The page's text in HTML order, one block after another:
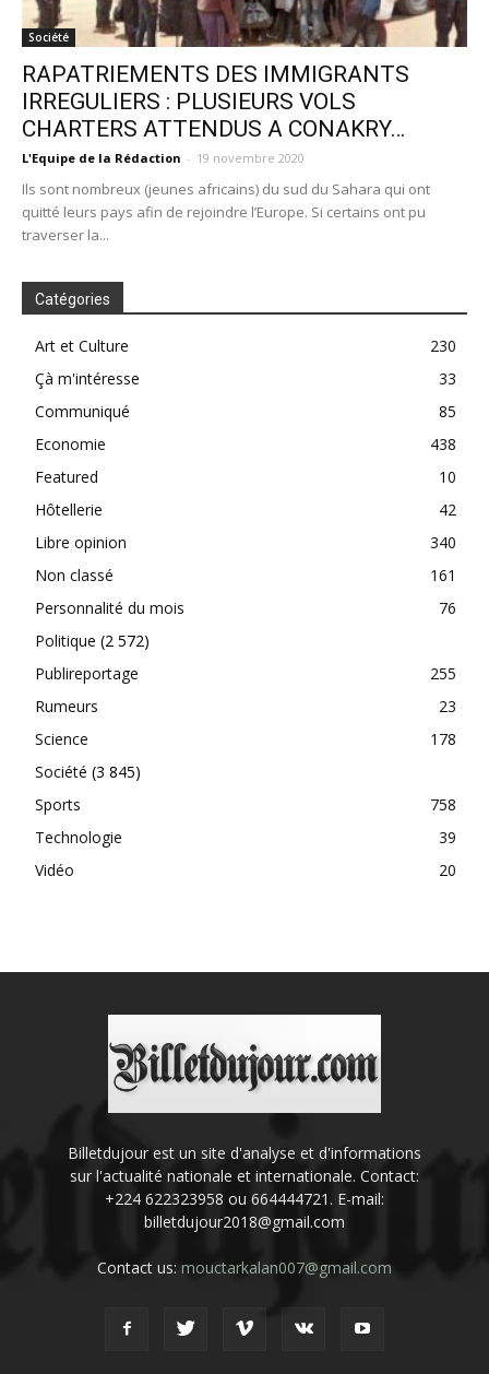
Société
RAPATRIEMENTS DES IMMIGRANTS
IRREGULIERS : PLUSIEURS VOLS
CHARTERS ATTENDUS A CONAKRY…
L'Equipe de la Rédaction - 19 novembre 2020
Ils sont nombreux (jeunes africains) du sud du Sahara qui ont
quitté leurs pays afin de rejoindre l’Europe. Si certains ont pu
traverser la...
Catégories
Art et Culture
230
Çà m'intéresse
33
Communiqué
85
Economie
438
Featured
10
Hôtellerie
42
Libre opinion
340
Non classé
161
Personnalité du mois
76
Politique (2 572)
Publireportage
255
Rumeurs
23
Science
178
Société (3 845)
Sports
758
Technologie
39
Vidéo
20
Billetdujour est un site d'analyse et d'informations
sur l'actualité nationale et internationale. Contact:
+224 622323958 ou 664444721. E-mail:
billetdujour2018@gmail.com
Contact us: mouctarkalan007@gmail.com